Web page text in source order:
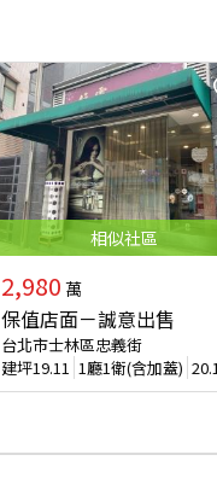
相似社區
2,980 萬
保值店面－誠意出售
台北市士林區忠義街
建坪19.11 1廳1衛(含加蓋)